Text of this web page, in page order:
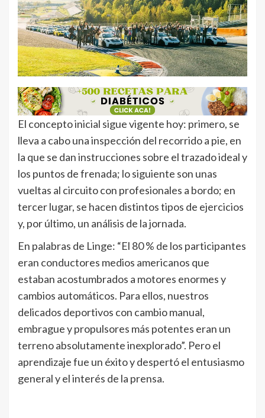
El concepto inicial sigue vigente hoy: primero, se
lleva a cabo una inspección del recorrido a pie, en
la que se dan instrucciones sobre el trazado ideal y
los puntos de frenada; lo siguiente son unas
vueltas al circuito con profesionales a bordo; en
tercer lugar, se hacen distintos tipos de ejercicios
y, por último, un análisis de la jornada.
En palabras de Linge: “El 80 % de los participantes
eran conductores medios americanos que
estaban acostumbrados a motores enormes y
cambios automáticos. Para ellos, nuestros
delicados deportivos con cambio manual,
embrague y propulsores más potentes eran un
terreno absolutamente inexplorado”. Pero el
aprendizaje fue un éxito y despertó el entusiasmo
general y el interés de la prensa.